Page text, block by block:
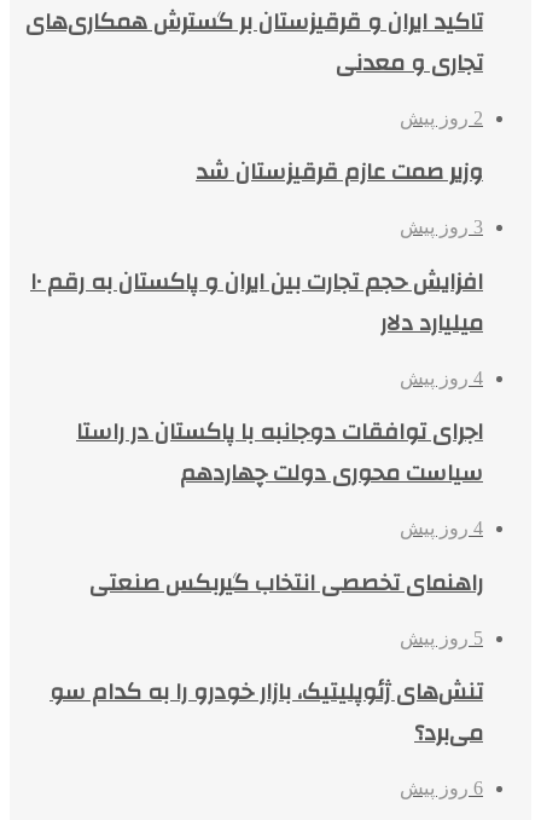
تاکید ایران و قرقیزستان بر گسترش همکاری‌های
تجاری و معدنی
2 روز پیش
وزیر صمت عازم قرقیزستان شد
3 روز پیش
افزایش حجم تجارت بین ایران و پاکستان به رقم ۱۰
میلیارد دلار
4 روز پیش
اجرای توافقات دوجانبه با پاکستان در راستا
سیاست محوری دولت چهاردهم
4 روز پیش
راهنمای تخصصی انتخاب گیربکس صنعتی
5 روز پیش
تنش‌های ژئوپلیتیک، بازار خودرو را به کدام سو
می‌برد؟
6 روز پیش